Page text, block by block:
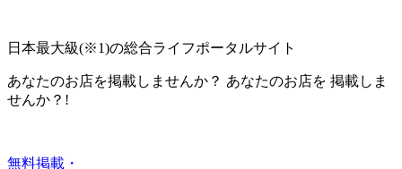
日本最大級(※1)の総合ライフポータルサイト
あなたのお店を掲載しませんか？ あなたのお店を 掲載しま
せんか？!
無料掲載・